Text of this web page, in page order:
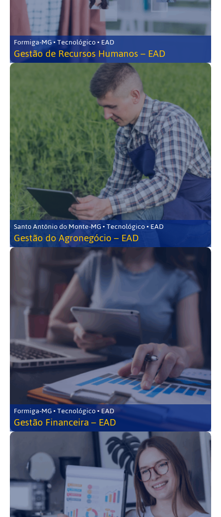
Formiga-MG • Tecnológico • EAD
Gestão de Recursos Humanos – EAD
Santo Antônio do Monte-MG • Tecnológico • EAD
Gestão do Agronegócio – EAD
Formiga-MG • Tecnológico • EAD
Gestão Financeira – EAD